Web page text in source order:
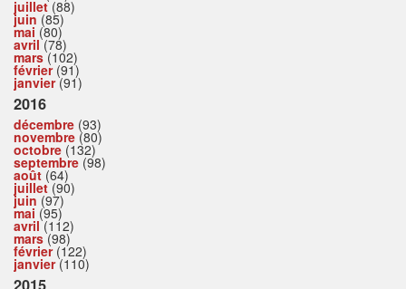
juillet(88)
juin (85)
mai (80)
avril(78)
mars(102)
février(91)
janvier(91)
2016
décembre (93)
novembre (80)
octobre (132)
septembre (98)
août (64)
juillet(90)
juin (97)
mai (95)
avril(112)
mars(98)
février(122)
janvier(110)
2015